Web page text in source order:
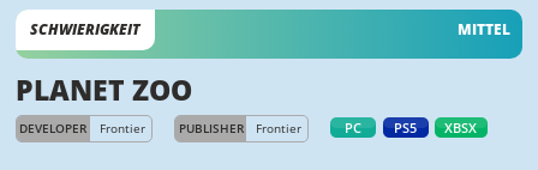
SCHWIERIGKEIT MITTEL
PLANET ZOO
DEVELOPER Frontier PUBLISHER Frontier PC PS5 XBSX